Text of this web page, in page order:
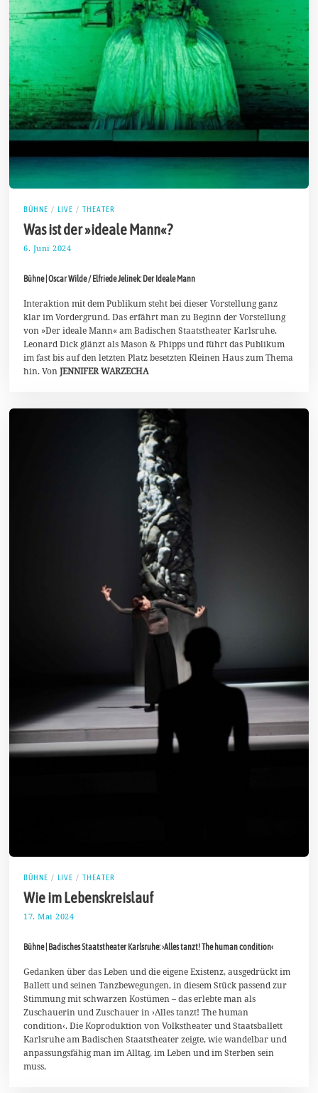
BÜHNE / LIVE / THEATER
Was ist der »ideale Mann«?
6. Juni 2024
J
n
i
2
0
2
4
Bühne | Oscar Wilde / Elfriede Jelinek: Der Ideale Mann
Interaktion mit dem Publikum steht bei dieser Vorstellung ganz
klar im Vordergrund. Das erfährt man zu Beginn der Vorstellung
von »Der ideale Mann« am Badischen Staatstheater Karlsruhe.
Leonard Dick glänzt als Mason & Phipps und führt das Publikum
im fast bis auf den letzten Platz besetzten Kleinen Haus zum Thema
hin. VonJENNIFER WARZECHA
BÜHNE / LIVE / THEATER
Wie im Lebenskreislauf
17. Mai 2024
M
i
0
2
4
Bühne | Badisches Staatstheater Karlsruhe: ›Alles tanzt! The human condition‹
Gedanken über das Leben und die eigene Existenz, ausgedrückt im
Ballett und seinen Tanzbewegungen, in diesem Stück passend zur
Stimmung mit schwarzen Kostümen – das erlebte man als
Zuschauerin und Zuschauer in ›Alles tanzt! The human
condition‹. Die Koproduktion von Volkstheater und Staatsballett
Karlsruhe am Badischen Staatstheater zeigte, wie wandelbar und
anpassungsfähig man im Alltag, im Leben und im Sterben sein
muss.